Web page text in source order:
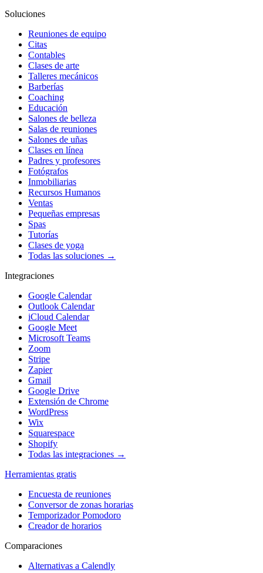
Soluciones
Reuniones de equipo
Citas
Contables
Clases de arte
Talleres mecánicos
Barberías
Coaching
Educación
Salones de belleza
Salas de reuniones
Salones de uñas
Clases en línea
Padres y profesores
Fotógrafos
Inmobiliarias
Recursos Humanos
Ventas
Pequeñas empresas
Spas
Tutorías
Clases de yoga
Todas las soluciones →
Integraciones
Google Calendar
Outlook Calendar
iCloud Calendar
Google Meet
Microsoft Teams
Zoom
Stripe
Zapier
Gmail
Google Drive
Extensión de Chrome
WordPress
Wix
Squarespace
Shopify
Todas las integraciones →
Herramientas gratis
Encuesta de reuniones
Conversor de zonas horarias
Temporizador Pomodoro
Creador de horarios
Comparaciones
Alternativas a Calendly